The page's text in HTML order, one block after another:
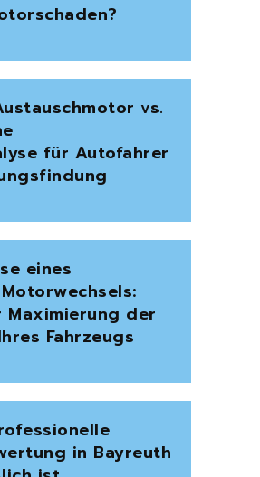
vs.
für Autofahrer
eines
Maximierung der
Fahrzeugs
in Bayreuth